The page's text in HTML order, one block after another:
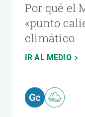
Por qué el
«punto
climático
IR AL MEDIO